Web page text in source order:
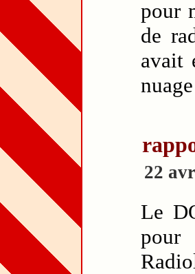
pour
de
avait
22
Le